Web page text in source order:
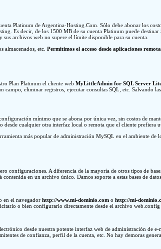
Platinum de Argentina-Hosting.Com. Sólo debe abonar los
Es decir, de los 1500 MB de su cuenta Platinum puede
archivos web no supere el límite disponible para su cuenta.
almacenados, etc. Permitimos el acceso desde aplicaciones
Plan Platinum el cliente web MyLittleAdmin for SQL Server
eliminar registros, ejecutar consultas SQL, etc.
mínimo que se abona por única vez, sin costos de
desde cualquier otra interfaz local o remota que el cliente prefiera
más popular de administración MySQL en el ambiente de
A diferencia de la mayoría de otros tipos de
en un archivo único. Damos soporte a estas bases de
en el navegador http://www.mi-dominio.com o http://mi-
o bien configurarlo directamente desde el archivo web.config
desde nuestra potente interfaz web de administración de
de confianza, perfil de la cuenta, etc. No hay demoras